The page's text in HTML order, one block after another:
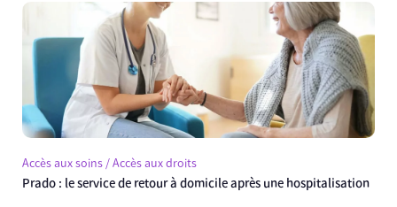
Accès aux soins / Accès aux droits
Prado : le service de retour à domicile après une hospitalisation